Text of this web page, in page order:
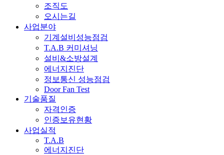
조직도
오시는길
사업분야
기계설비성능점검
T.A.B 커미셔닝
설비&소방설계
에너지진단
정보통신 성능점검
Door Fan Test
기술품질
자격인증
인증보유현황
사업실적
T.A.B
에너지진단